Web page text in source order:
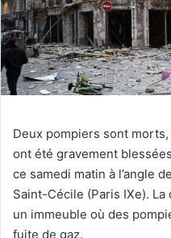
Deux pompiers sont
ont été gravement
ce samedi matin à l’angle
Saint-Cécile (Paris IXe).
un immeuble où des
fuite de gaz.